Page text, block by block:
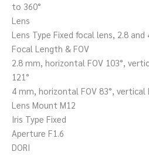
to 360°
Lens
Lens Type Fixed focal lens, 2.8
Focal Length & FOV
2.8 mm, horizontal FOV 103°,
121°
4 mm, horizontal FOV 83°, vertical
Lens Mount M12
Iris Type Fixed
Aperture F1.6
DORI